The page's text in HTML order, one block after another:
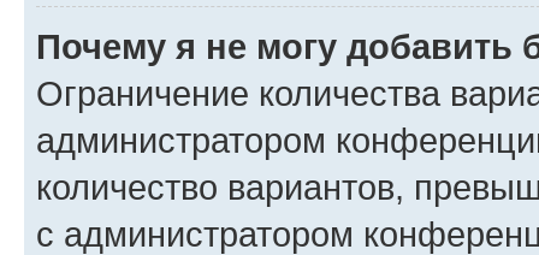
Почему я не могу добавить
Ограничение количества
администратором
количество вариантов,
с администратором